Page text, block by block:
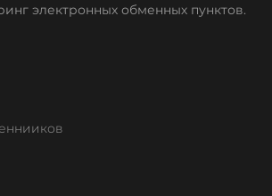
электронных обменных пунктов.